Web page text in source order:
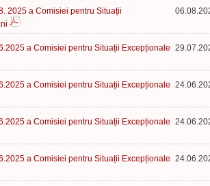
2025 a Comisiei pentru Situații
a Comisiei pentru Situații Excepționale
a Comisiei pentru Situații Excepționale
a Comisiei pentru Situații Excepționale
a Comisiei pentru Situații Excepționale